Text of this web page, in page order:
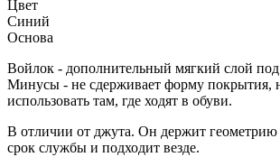
Цвет
Синий
Основа
Войлок - дополнительный мягкий слой
Минусы - не сдерживает форму покрытия,
использовать там, где ходят в обуви.
В отличии от джута. Он держит геометрию
срок службы и подходит везде.